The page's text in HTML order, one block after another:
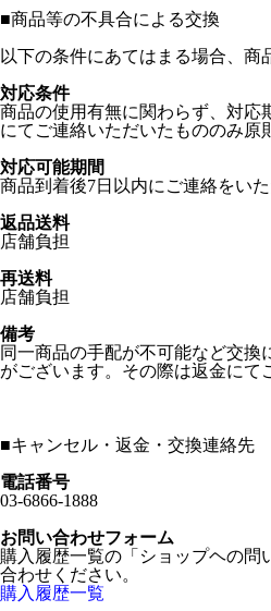
■商品等の不具合による交換
以下の条件にあてはまる場合、商
対応条件
商品の使用有無に関わらず、対応
にてご連絡いただいたもののみ原
対応可能期間
商品到着後7日以内にご連絡をい
返品送料
店舗負担
再送料
店舗負担
備考
同一商品の手配が不可能など交換
がございます。その際は返金にて
■キャンセル・返金・交換連絡先
電話番号
03-6866-1888
お問い合わせフォーム
購入履歴一覧の「ショップヘの問
合わせください。
購入履歴一覧